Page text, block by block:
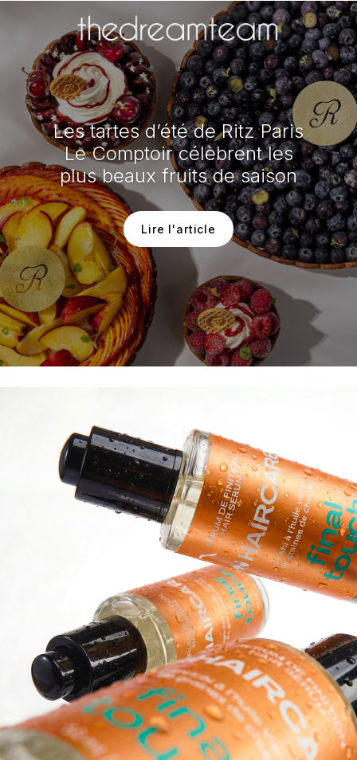
Les tartes d’été de Ritz Paris
Le Comptoir célèbrent les
plus beaux fruits de saison
Lire l'article